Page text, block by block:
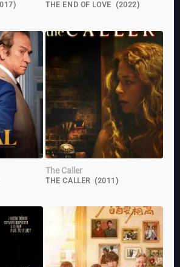
THE END OF LOVE (2022)
The Caller
THE CALLER (2011)